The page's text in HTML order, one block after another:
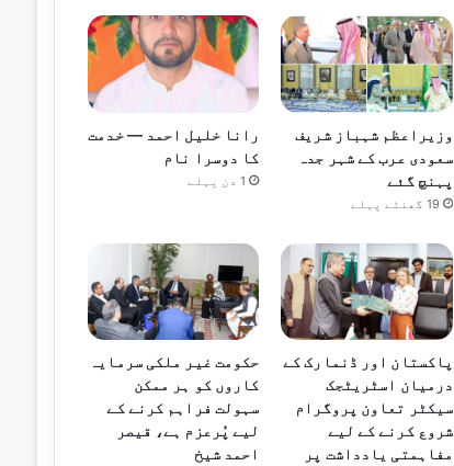
وزیراعظم شہباز شریف
سعودی عرب کے شہر جدہ
پہنچ گئے
19 گھنٹے پہلے
رانا خلیل احمد — خدمت
کا دوسرا نام
1 دن پہلے
پاکستان اور ڈنمارک کے
درمیان اسٹریٹجک
سیکٹر تعاون پروگرام
شروع کرنے کے لیے
مفاہمتی یادداشت پر
حکومت غیر ملکی سرمایہ
کاروں کو ہر ممکن
سہولت فراہم کرنے کے
لیے پُرعزم ہے، قیصر
احمد شیخ